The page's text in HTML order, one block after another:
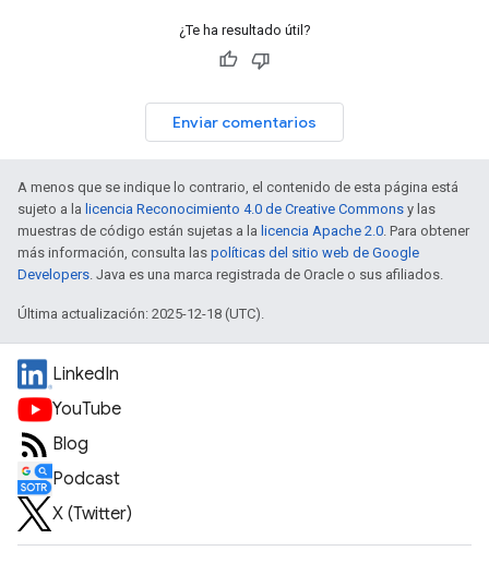
¿Te ha resultado útil?
Enviar comentarios
A menos que se indique lo contrario, el contenido de esta página está
sujeto a la licencia Reconocimiento 4.0 de Creative Commons y las
muestras de código están sujetas a la licencia Apache 2.0. Para obtener
más información, consulta las políticas del sitio web de Google
Developers. Java es una marca registrada de Oracle o sus afiliados.
Última actualización: 2025-12-18 (UTC).
LinkedIn
YouTube
Blog
Podcast
X (Twitter)